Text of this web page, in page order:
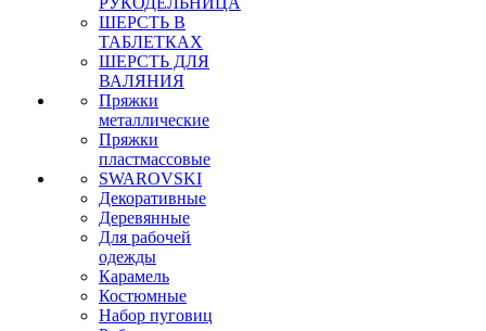
ШЕРСТЬ В
ТАБЛЕТКАХ
ШЕРСТЬ ДЛЯ
ВАЛЯНИЯ
Пряжки
металлические
Пряжки
пластмассовые
SWAROVSKI
Декоративные
Деревянные
Для рабочей
одежды
Карамель
Костюмные
Набор пуговиц